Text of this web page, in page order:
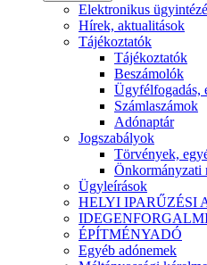
Elektronikus
Hírek, aktualitások
Tájékoztatók
Tájékoztatók
Beszámolók
Ügyfélfogadás,
Számlaszámok
Adónaptár
Jogszabályok
Törvények,
Önkormányzati
Ügyleírások
HELYI IPARŰZÉSI
ÉPÍTMÉNYADÓ
Egyéb adónemek